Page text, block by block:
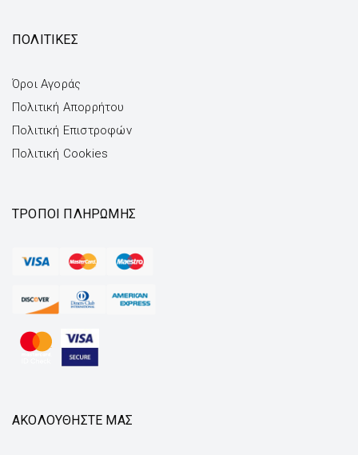
ΠΟΛΙΤΙΚΕΣ
Όροι Αγοράς
Πολιτική Απορρήτου
Πολιτική Επιστροφών
Πολιτική Cookies
ΤΡΌΠΟΙ ΠΛΗΡΩΜΉΣ
ΑΚΟΛΟΥΘΗΣΤΕ ΜΑΣ